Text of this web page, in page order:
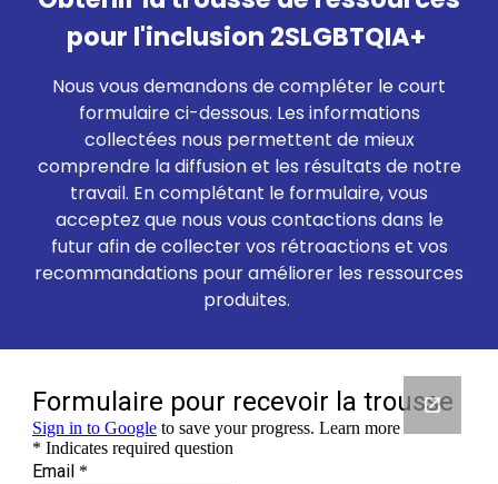
pour l'inclusion 2SLGBTQIA+
Nous vous demandons de compléter le court
formulaire ci-dessous. Les informations
collectées nous permettent de mieux
comprendre la diffusion et les résultats de notre
travail. En complétant le formulaire, vous
acceptez que nous vous contactions dans le
futur afin de collecter vos rétroactions et vos
recommandations pour améliorer les ressources
produites.